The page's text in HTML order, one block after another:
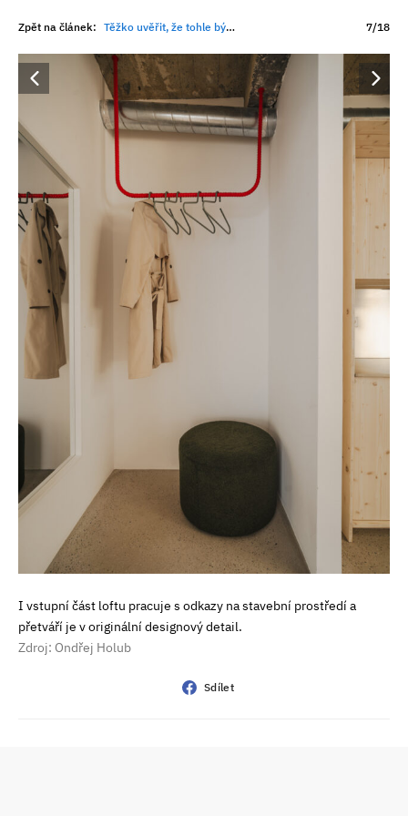
Zpět na článek: Těžko uvěřit, že tohle bývala přístavba. Dnes jde o útulný industriální byt v centru Prahy 7/18
I vstupní část loftu pracuje s odkazy na stavební prostředí a
přetváří je v originální designový detail.
Zdroj: Ondřej Holub
Sdílet